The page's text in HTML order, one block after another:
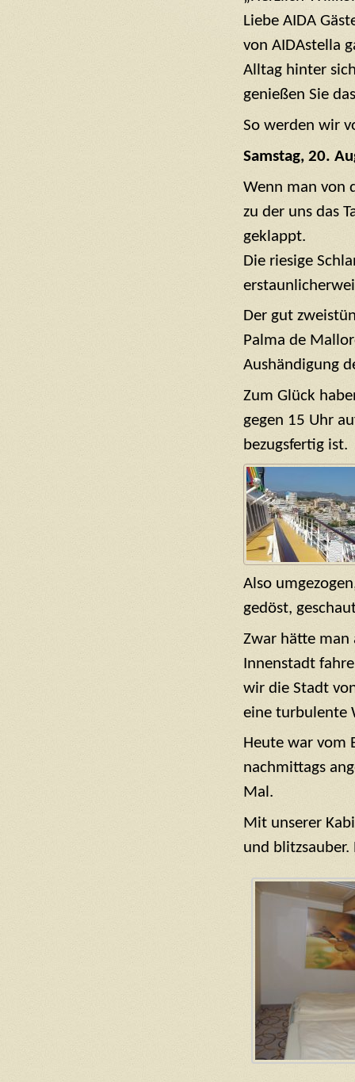
Liebe AIDA
von AIDAstella
Alltag hinter
genießen Sie
So werden wir
Samstag, 20.
Wenn man von
zu der uns das
geklappt.
Die riesige
Der gut
Palma de
Aushändigung
Zum Glück
gegen 15 Uhr
bezugsfertig ist.
Also
gedöst,
Zwar hätte man
Innenstadt
wir die Stadt
eine turbulente
Heute war vom
nachmittags
Mal.
Mit unserer
und